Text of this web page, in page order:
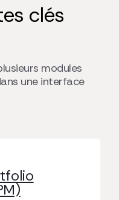
clés
modules
une interface